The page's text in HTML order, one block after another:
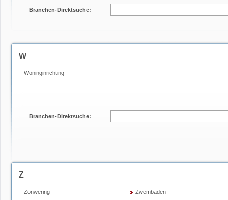
Branchen-Direktsuche:
W
Woninginrichting
Branchen-Direktsuche:
Z
Zonwering Zwembaden